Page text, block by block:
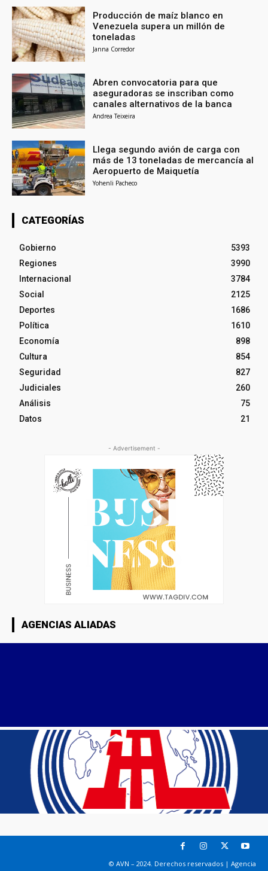
Producción de maíz blanco en
Venezuela supera un millón de
toneladas
Janna Corredor
Abren convocatoria para que
aseguradoras se inscriban como
canales alternativos de la banca
Andrea Teixeira
Llega segundo avión de carga con
más de 13 toneladas de mercancía al
Aeropuerto de Maiquetía
Yohenli Pacheco
CATEGORÍAS
Gobierno
5393
Regiones
3990
Internacional
3784
Social
2125
Deportes
1686
Política
1610
Economía
898
Cultura
854
Seguridad
827
Judiciales
260
Análisis
75
Datos
21
- Advertisement -
AGENCIAS ALIADAS
© AVN – 2024. Derechos reservados | Agencia